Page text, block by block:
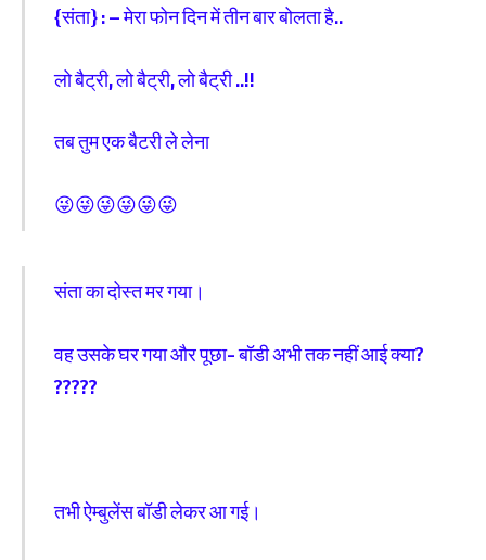
{संता} : – मेरा फोन दिन में तीन बार बोलता है..
लो बैट्री, लो बैट्री, लो बैट्री ..!!
तब तुम एक बैटरी ले लेना
😜😜😜😜😜😜
संता का दोस्त मर गया।
वह उसके घर गया और पूछा- बॉडी अभी तक नहीं आई क्या?
?????
तभी ऐम्बुलेंस बॉडी लेकर आ गई।